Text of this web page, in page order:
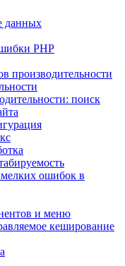
данных
PHP
производительности
поиск
ошибок в
и меню
кеширование